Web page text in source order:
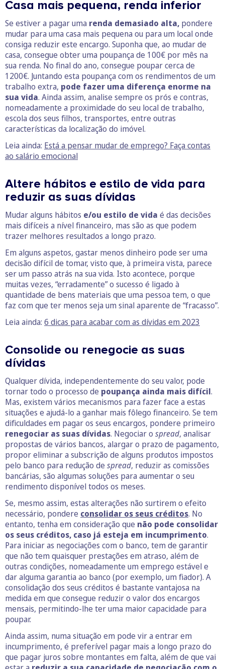
Casa mais pequena, renda inferior
Se estiver a pagar uma renda demasiado alta, pondere
mudar para uma casa mais pequena ou para um local onde
consiga reduzir este encargo. Suponha que, ao mudar de
casa, consegue obter uma poupança de 100€ por mês na
sua renda. No final do ano, consegue poupar cerca de
1200€. Juntando esta poupança com os rendimentos de um
trabalho extra, pode fazer uma diferença enorme na
sua vida. Ainda assim, analise sempre os prós e contras,
nomeadamente a proximidade do seu local de trabalho,
escola dos seus filhos, transportes, entre outras
características da localização do imóvel.
Leia ainda: Está a pensar mudar de emprego? Faça contas
ao salário emocional
Altere hábitos e estilo de vida para
reduzir as suas dívidas
Mudar alguns hábitos e/ou estilo de vida é das decisões
mais difíceis a nível financeiro, mas são as que podem
trazer melhores resultados a longo prazo.
Em alguns aspetos, gastar menos dinheiro pode ser uma
decisão difícil de tomar, visto que, à primeira vista, parece
ser um passo atrás na sua vida. Isto acontece, porque
muitas vezes, “erradamente” o sucesso é ligado à
quantidade de bens materiais que uma pessoa tem, o que
faz com que ter menos seja um sinal aparente de “fracasso”.
Leia ainda: 6 dicas para acabar com as dívidas em 2023
Consolide ou renegocie as suas
dívidas
Qualquer dívida, independentemente do seu valor, pode
tornar todo o processo de poupança ainda mais difícil.
Mas, existem vários mecanismos para fazer face a estas
situações e ajudá-lo a ganhar mais fôlego financeiro. Se tem
dificuldades em pagar os seus encargos, pondere primeiro
renegociar as suas dívidas. Negociar o spread, analisar
propostas de vários bancos, alargar o prazo de pagamento,
propor eliminar a subscrição de alguns produtos impostos
pelo banco para redução de spread, reduzir as comissões
bancárias, são algumas soluções para aumentar o seu
rendimento disponível todos os meses.
Se, mesmo assim, estas alterações não surtirem o efeito
necessário, pondere consolidar os seus créditos. No
entanto, tenha em consideração que não pode consolidar
os seus créditos, caso já esteja em incumprimento.
Para iniciar as negociações com o banco, tem de garantir
que não tem quaisquer prestações em atraso, além de
outras condições, nomeadamente um emprego estável e
dar alguma garantia ao banco (por exemplo, um fiador). A
consolidação dos seus créditos é bastante vantajosa na
medida em que consegue reduzir o valor dos encargos
mensais, permitindo-lhe ter uma maior capacidade para
poupar.
Ainda assim, numa situação em pode vir a entrar em
incumprimento, é preferível pagar mais a longo prazo do
que pagar juros sobre montantes em falta, além de que vai